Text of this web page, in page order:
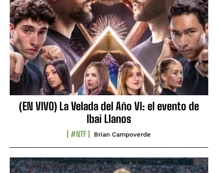
(EN VIVO) La Velada del Año VI: el evento de
Ibai Llanos
#NTF Brian Campoverde